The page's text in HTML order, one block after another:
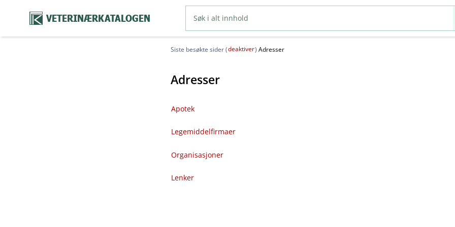
VETERINÆRKATALOGEN
Siste besøkte sider (deaktiver) Adresser
Adresser
Apotek
Legemiddelfirmaer
Organisasjoner
Lenker